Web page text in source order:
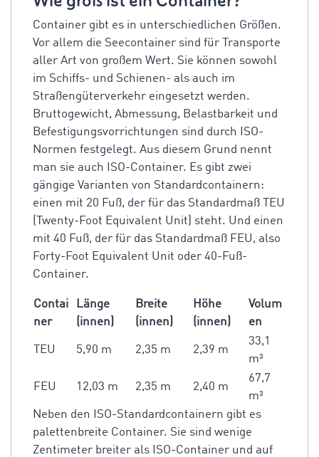
Container gibt es in unterschiedlichen Größen.
Vor allem die Seecontainer sind für Transporte
aller Art von großem Wert. Sie können sowohl
im Schiffs- und Schienen- als auch im
Straßengüterverkehr eingesetzt werden.
Bruttogewicht, Abmessung, Belastbarkeit und
Befestigungsvorrichtungen sind durch ISO-
Normen festgelegt. Aus diesem Grund nennt
man sie auch ISO-Container. Es gibt zwei
gängige Varianten von Standardcontainern:
einen mit 20 Fuß, der für das Standardmaß TEU
(Twenty-Foot Equivalent Unit) steht. Und einen
mit 40 Fuß, der für das Standardmaß FEU, also
Forty-Foot Equivalent Unit oder 40-Fuß-
Container.
Contai
ner
Länge
(innen)
Breite
(innen)
Höhe
(innen)
Volum
en
TEU 5,90 m 2,35 m 2,39 m
33,1
m³
FEU 12,03 m 2,35 m 2,40 m
67,7
m³
Neben den ISO-Standardcontainern gibt es
palettenbreite Container. Sie sind wenige
Zentimeter breiter als ISO-Container und auf